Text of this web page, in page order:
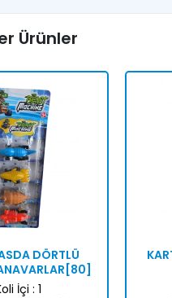
Ürünler
DÖRTLÜ
İçi : 1